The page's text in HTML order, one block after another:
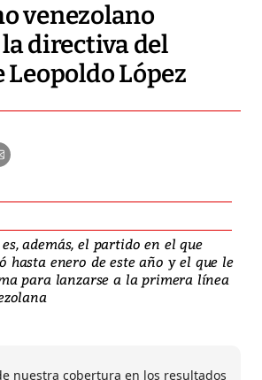
venezolano
directiva del
López
además, el partido en el que
hasta enero de este año y el que le
para lanzarse a la primera línea
nuestra cobertura en los resultados